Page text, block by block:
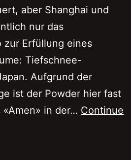
aber Shanghai und
nur das
zur Erfüllung eines
Tiefschnee-
Aufgrund der
ist der Powder hier fast
«Amen» in der… Continue